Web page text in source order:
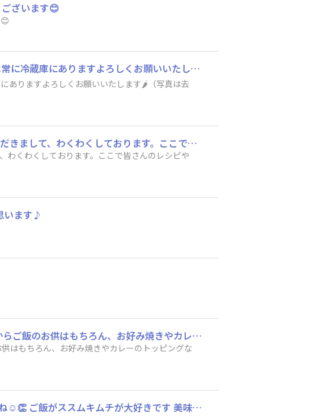
ざいます😊
新入社員のむさしまるです去年はコリアンタウンでキムチを作りましたキムチは常に冷蔵庫にありますよろしくお願いいたします🌶️（写真は去年漬けたキムチです）
ありますよろしくお願いいたします🌶️（写真は去
はじめまして。新入社員のあおむしです。新入社員のキャンペーンの商品をいただきまして、わくわくしております。ここで皆さんのレシピや雑談も、積極的に参加させていただこうと思います。よろしくお願いいたします。へへ
わくわくしております。ここで皆さんのレシピや
います♪
ご飯がススムキムチは、老若男女に支持される味付けなところが好きです。 だからご飯のお供はもちろん、お好み焼きやカレーのトッピングなど幅広く使えます。
はもちろん、お好み焼きやカレーのトッピングな
自己紹介 Xでこちらのサイトを知り登録させていただきました♪ 1周年なんですね☺️👏 ご飯がススムキムチが大好きです 美味しい食べ方やシリーズの他の商品についても もっと知りたいです☘️ よろしくお願いします